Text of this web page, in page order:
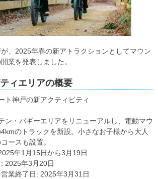
、2025年春の新アトラクションとしてマウン
業を発表しました。
ィエリアの概要
ト神戸の新アクティビティ
ン・バギーエリアをリニューアルし、電動マウ
のトラックを新設。小さなお子様から大人
ースも設置。
年1月15日から3月19日
2025年3月20日
業終了日: 2025年3月31日